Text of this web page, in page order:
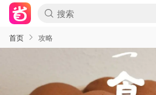
首页 攻略